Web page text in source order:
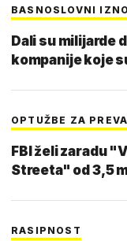
BASNOSLOVNI
Dali su milijarde
kompanije koje
OPTUŽBE ZA
FBI želi zaradu
Streeta" od 3,5
RASIPNOST